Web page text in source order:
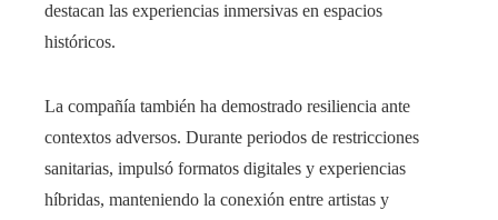
destacan las experiencias inmersivas en espacios
históricos.
La compañía también ha demostrado resiliencia ante
contextos adversos. Durante periodos de restricciones
sanitarias, impulsó formatos digitales y experiencias
híbridas, manteniendo la conexión entre artistas y